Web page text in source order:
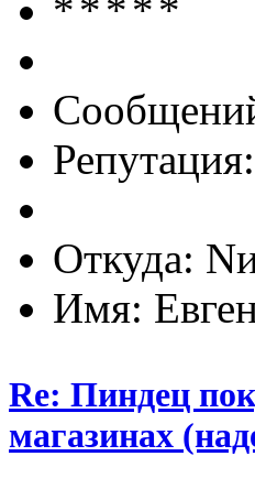
Откуда:
Имя:
Re: Пиндец
магазинах